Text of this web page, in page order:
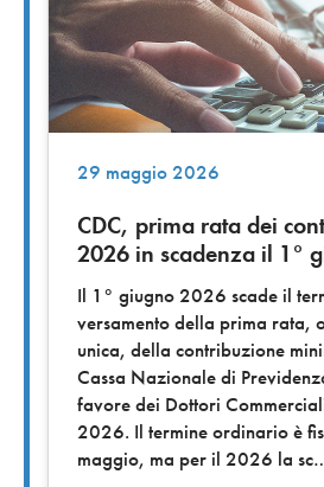
29 maggio 2026
CDC, prima rata dei
2026 in scadenza il 1°
Il 1° giugno 2026 scade il
versamento della prima rata,
unica, della contribuzione
Cassa Nazionale di
favore dei Dottori
2026. Il termine ordinario è
maggio, ma per il 2026 la sc